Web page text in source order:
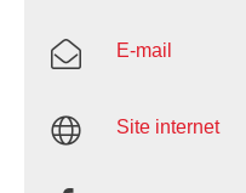
E-mail
Site internet